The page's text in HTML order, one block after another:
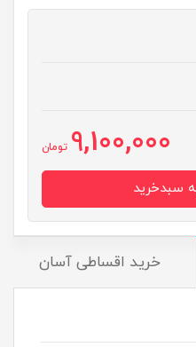
9,100,000 تومان
خرید اقساطی آسان